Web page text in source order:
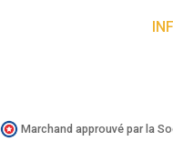
Marchand approuvé par la